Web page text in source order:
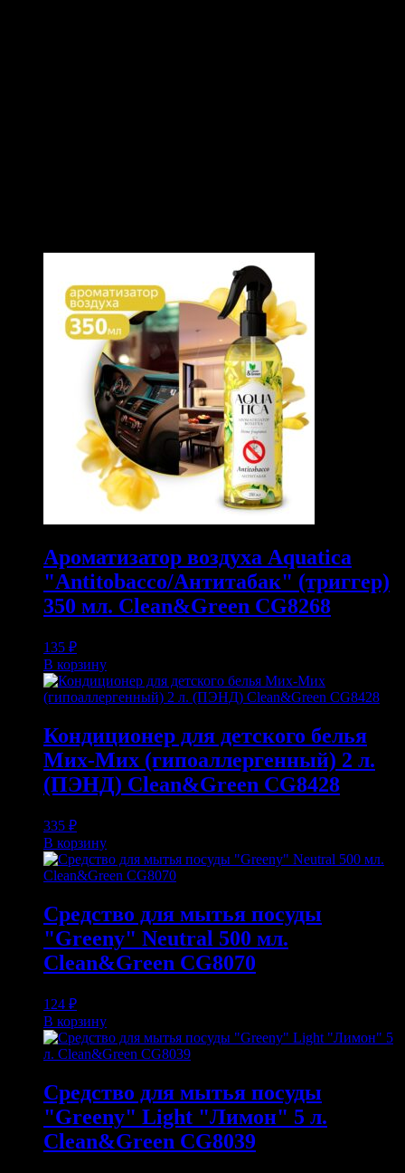
Ароматизатор воздуха Aquatica
"Antitobacco/Антитабак" (триггер)
350 мл. Clean&Green CG8268
135 ₽
В корзину
Кондиционер для детского белья
Мих-Мих (гипоаллергенный) 2 л.
(ПЭНД) Clean&Green CG8428
335 ₽
В корзину
Средство для мытья посуды
"Greeny" Neutral 500 мл.
Clean&Green CG8070
124 ₽
В корзину
Средство для мытья посуды
"Greeny" Light "Лимон" 5 л.
Clean&Green CG8039